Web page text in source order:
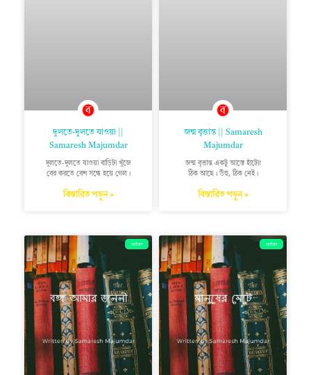
দুলতে-দুলতে যাওয়া ||
Samaresh Majumdar
দুলতে-দুলতে যাওয়া বাড়িটা খুঁজে
বের করতে বেশ সন্ধে হয়ে গেল।
বিস্তারিত পড়ুন »
জন্ম বৃত্তান্ত || Samaresh
Majumdar
জন্ম বৃত্তান্ত একটু আস্তে হাঁটো!
ঠিক আছে। উঁহু, ঠিক নেই।
বিস্তারিত পড়ুন »
ছোটগল্প ছোটগল্প